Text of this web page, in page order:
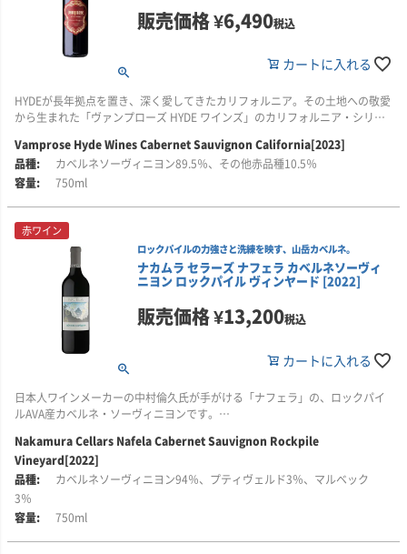
■このワインはこんな方におすすめ
・HYDEの音楽や世界観がお好きな方
・ライムのような爽やかさを持つ、辛口の白ワインがお好きな方
・ライチやメロンを思わせる、芳醇な果実の香りを楽しみたい方
販売価格¥6,490税込
カートに入れる
HYDEが長年拠点を置き、深く愛してきたカリフォルニア。その土地への敬愛
から生まれた「ヴァンプローズ HYDE ワインズ」のカリフォルニア・シリー
「シルヴァー・オーク」で世界的な名声を築いたダニエル・バロン氏と、日
本人醸造家・平林園枝氏が監修。HYDE自身も幾度となくテイスティングを重
冷涼なメンドシーノ産ブドウを主体に、ソノマ産を含むカリフォルニアのブ
ドウをブレンド。豊かな果実味とエレガントな骨格、長く滑らかな余韻が調
和した、フルボディの赤ワインです。
■このワインはこんな方におすすめ
・HYDEの音楽や世界観がお好きな方
・ブラックベリーを思わせる果実味と、香ばしいニュアンスのある赤ワイン
がお好きな方
・飲みごたえだけでなく、滑らかさや長い余韻も重視する方
・印象的なラベルのワインを、贈り物や特別な日の一本に選びたい方
Vamprose Hyde Wines Cabernet Sauvignon California[2023]
カベルネソーヴィニヨン89.5％、その他赤品種10.5％
750ml
赤ワイン
ロックパイルの力強さと洗練を映す、山岳カベルネ。
ナカムラ セラーズ ナフェラ カベルネソーヴィ
ニヨン ロックパイル ヴィンヤード [2022]
販売価格¥13,200税込
カートに入れる
日本人ワインメーカーの中村倫久氏が手がける「ナフェラ」の、ロックパイ
ルAVA産カベルネ・ソーヴィニヨンです。
ソノマ・カウンティ北部の山岳地帯、標高約610mに位置するロックパイル・
ヴィンヤードのブドウを使用。カベルネ・ソーヴィニヨンを主体に、プテ
ィ・ヴェルドとマルベックを少量ブレンドしています。
豊かな黒系果実の風味に、スパイスやロースト香が重なります。力強い骨格
を備えながら、しなやかな酸ときめ細かなタンニンが調和する、奥行きのあ
る味わいです。
Nakamura Cellars Nafela Cabernet Sauvignon Rockpile
Vineyard[2022]
カベルネソーヴィニヨン94％、プティヴェルド3％、マルベック
3％
750ml